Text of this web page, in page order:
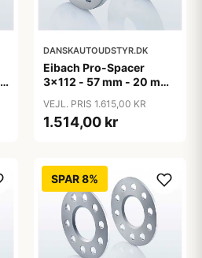
DANSKAUTOUDSTYR.DK
Eibach Pro-Spacer
3x112 - 57 mm - 20 mm
VEJL. PRIS 1.615,00 KR
1.514,00 kr
SPAR 8%